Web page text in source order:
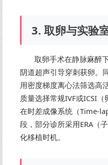
3. 取卵与实验
取卵手术在静脉麻醉
阴道超声引导穿刺获卵。
用密度梯度离心法筛选高
质量选择常规IVF或ICSI
在时差成像系统（Time-
段，部分诊所采用ERA（
化移植时机。